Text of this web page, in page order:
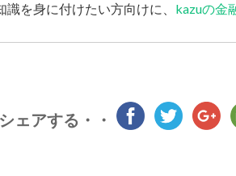
識を身に付けたい方向けに、 kazuの金
ェアする・・